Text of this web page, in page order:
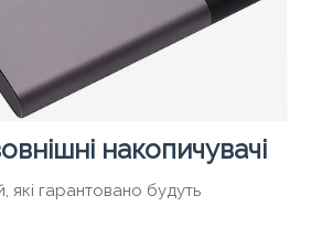
накопичувачі
які гарантовано будуть